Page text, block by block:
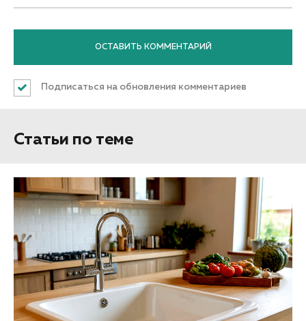
Подписаться на обновления комментариев
Статьи по теме